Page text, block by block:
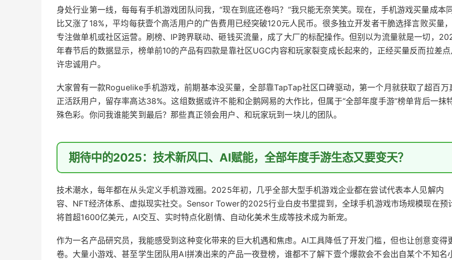
身处行业第一线，每每有手机游戏团队问我，“现在到底还卷吗？”我只能无奈笑笑。现在，手机游戏买量成本
比又涨了18%，平均每获壹个高活用户的广告费用已经突破120元人民币。很多独立开发者干脆选择言败买量，
专注做单机或社区运营。刷榜、IP跨界联动、砸钱买流量，成了大厂的标配操作。但别以为流量就是一切，
年春节后的数据显示，榜单前10的产品有四款是靠社区UGC内容和玩家裂变成长起来的，正经买量反而拉差
许忠诚用户。
大家曾有一款Roguelike手机游戏，前期基本没买量，全部靠TapTap社区口碑驱动，第一个月就获取了超百万
正活跃用户，留存率高达38%。这组数据或许不能和企鹅网易的大作比，但属于“全部年度手游”榜单背后一抹
殊色彩。你问我谁能笑到最后？那些真正领会用户、和玩家玩到一块儿的团队。
期待中的2025：技术新风口、AI赋能，全部年度手游生态又要变天？
技术潮水，每年都在从头定义手机游戏圈。2025年初，几乎全部大型手机游戏企业都在尝试代表本人见解内
容、NFT经济体系、虚拟现实社交。Sensor Tower的2025行业白皮书里提到，全球手机游戏市场规模现在预
将首超1600亿美元，AI交互、实时特点化剧情、自动化美术生成等技术成为新宠。
作为一名产品研究员，我能感受到这种变化带来的巨大机遇和焦虑。AI工具降低了开发门槛，但也让创意变得
卷。大量小游戏、甚至学生团队用AI拼凑出来的产品一夜登榜，谁都不了解下壹个爆款会不会出自某个不知名